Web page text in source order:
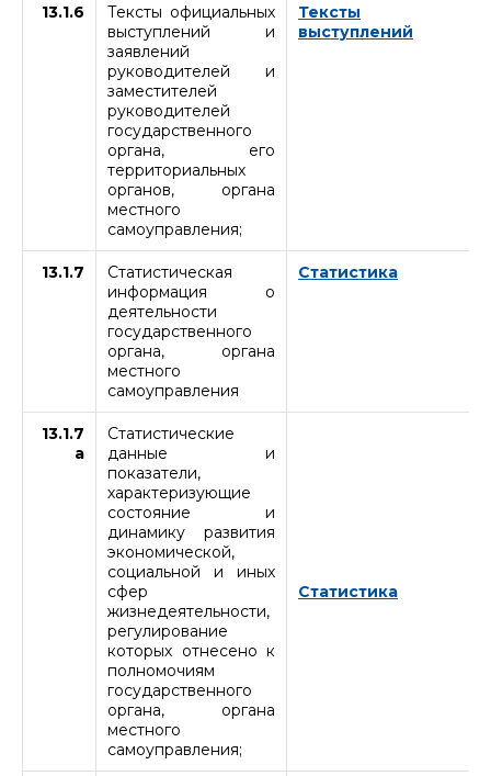
13.1.6
Тексты официальных
выступлений и
заявлений
руководителей и
заместителей
руководителей
государственного
органа, его
территориальных
органов, органа
местного
самоуправления;
Тексты
выступлений
13.1.7
Статистическая
информация о
деятельности
государственного
органа, органа
местного
самоуправления
Статистика
13.1.7
а
Статистические
данные и
показатели,
характеризующие
состояние и
динамику развития
экономической,
социальной и иных
сфер
жизнедеятельности,
регулирование
которых отнесено к
полномочиям
государственного
органа, органа
местного
самоуправления;
Статистика